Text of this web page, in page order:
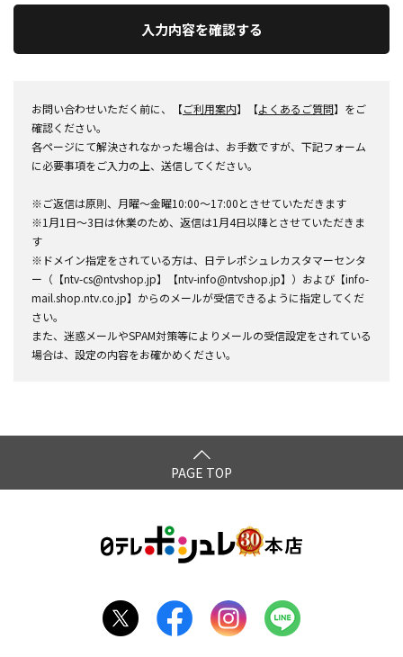
入力内容を確認する
お問い合わせいただく前に、【ご利用案内】【よくあるご質問】をご
確認ください。
各ページにて解決されなかった場合は、お手数ですが、下記フォーム
に必要事項をご入力の上、送信してください。
※ご返信は原則、月曜～金曜10:00～17:00とさせていただきます
※1月1日～3日は休業のため、返信は1月4日以降とさせていただきま
す
※ドメイン指定をされている方は、日テレポシュレカスタマーセンタ
ー（【ntv-cs@ntvshop.jp】【ntv-info@ntvshop.jp】）および【info-
mail.shop.ntv.co.jp】からのメールが受信できるように指定してくだ
さい。
また、迷惑メールやSPAM対策等によりメールの受信設定をされている
場合は、設定の内容をお確かめください。
PAGE TOP